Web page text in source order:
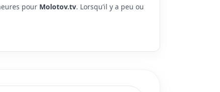
pour Molotov.tv. Lorsqu’il y a peu ou